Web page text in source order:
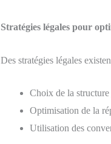
Stratégies légales pour
Des stratégies légales
Choix de la
Optimisation de la
Utilisation des